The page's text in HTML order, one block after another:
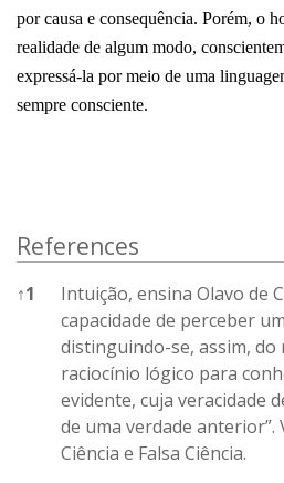
por causa e consequência. Porém, o
realidade de algum modo,
expressá-la por meio de uma
sempre consciente.
References
↑1
Intuição, ensina Olavo de
capacidade de perceber
distinguindo-se, assim, do
raciocínio lógico para
evidente, cuja veracidade
de uma verdade
Ciência e Falsa Ciência.